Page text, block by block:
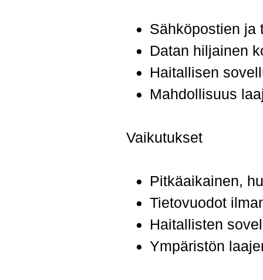
Sähköpostien ja
Datan hiljainen
Haitallisen
Mahdollisuus
Vaikutukset
Pitkäaikainen,
Tietovuodot
Haitallisten
Ympäristön